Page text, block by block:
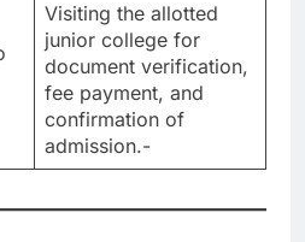
Visiting the allotted
junior college for
document verification,
fee payment, and
confirmation of
admission.-